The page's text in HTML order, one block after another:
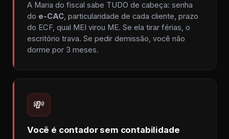
A Maria do fiscal sabe TUDO de cabeça: senha
do e-CAC, particularidade de cada cliente, prazo
do ECF, qual MEI virou ME. Se ela tirar férias, o
escritório trava. Se pedir demissão, você não
dorme por 3 meses.
💸
Você é contador sem contabilidade